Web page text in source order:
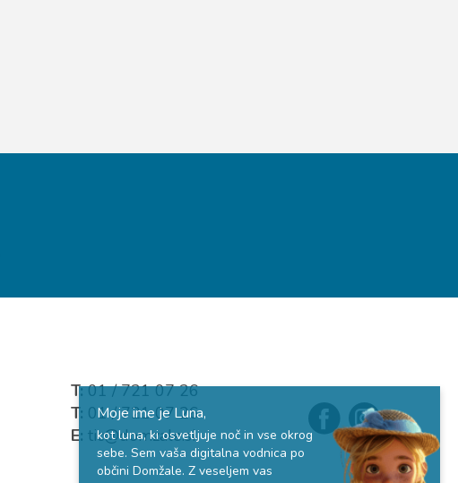
T:01 / 721 07 26
T: 01 / 721 07 26
E: tic@domzale.si
Moje ime je Luna,
kot luna, ki osvetljuje noč in vse okrog
sebe. Sem vaša digitalna vodnica po
občini Domžale. Z veseljem vas